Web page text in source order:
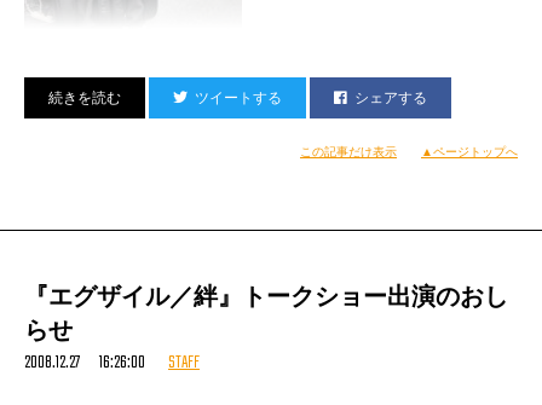
http://www.tbsradio.jp/utamaru/index.html
『シネマランキング2008』
3 WALL・E／ウォーリー
6 その土曜日、7時58分
7 ダークナイト
8 アイアンマン
こういうのがあると絶対やる人。
の下調べとして、
ツイートする シェアする
この記事だけ表示 ▲ページトップへ
『エグザイル／絆』トークショー出演のおし
らせ
2008.12.27 16:26:00 STAFF